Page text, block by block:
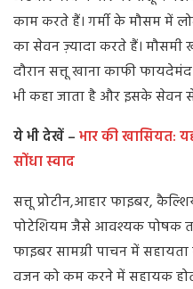
काम करते हैं। गर्मी के मौसम में
का सेवन ज़्यादा करते हैं। मौसमी
दौरान सत्तू खाना काफी फायदेमंद
भी कहा जाता है और इसके सेवन से
ये भी देखें –भार की खासियत:
सोंधा स्वाद
सत्तू प्रोटीन,आहार फाइबर,
पोटेशियम जैसे आवश्यक पोषक
फाइबर सामग्री पाचन में
वजन को कम करने में सहायक